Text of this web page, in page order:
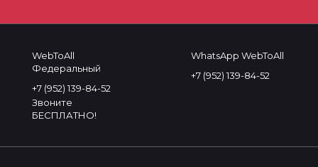
WebToAll
Федеральный
+7 (952) 139-84-52
Звоните
БЕСПЛАТНО!
WhatsApp WebToAll
+7 (952) 139-84-52